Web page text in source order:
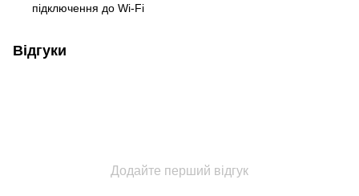
підключення до Wi-Fi
Відгуки
Додайте перший відгук